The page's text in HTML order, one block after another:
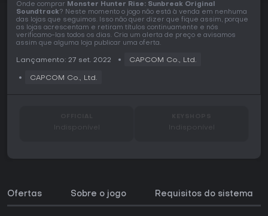
Onde comprar Monster Hunter Rise: Sunbreak Original
Soundtrack? Neste momento o jogo não está à venda em nenhuma
das lojas que seguimos. Isso não quer dizer que fique assim, porque
as lojas acrescentam e retiram títulos continuamente e nós
verificamo-las todos os dias. Cria um alerta de preço e avisamos
assim que alguma loja publicar uma oferta.
Lançamento: 27 set. 2022 CAPCOM Co., Ltd.
CAPCOM Co., Ltd.
Indisponível Indisponível
Ofertas Sobre o jogo Requisitos do sistema